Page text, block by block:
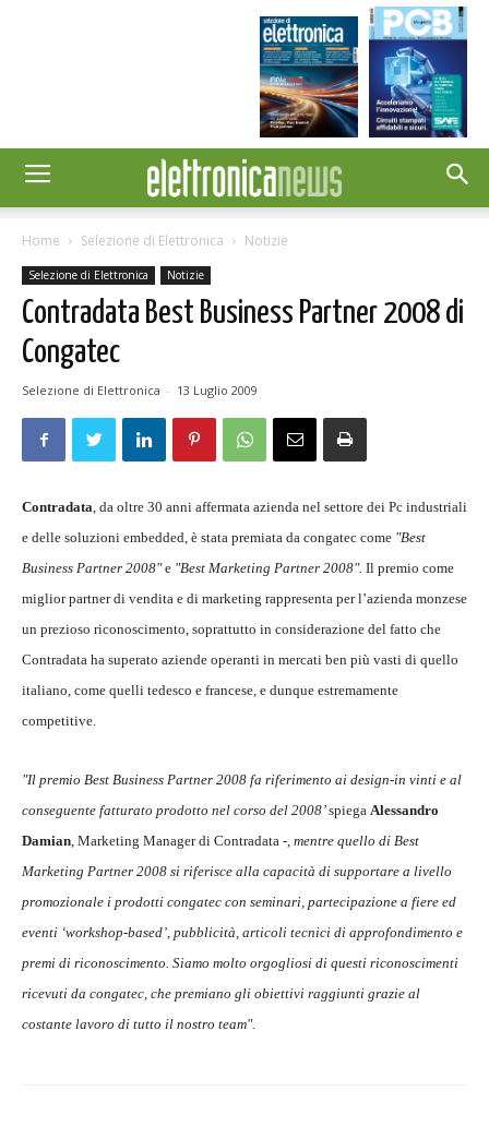
Home Selezione di Elettronica Notizie
Selezione di Elettronica Notizie
Contradata Best Business Partner 2008 di
Congatec
Selezione di Elettronica - 13 Luglio 2009
Contradata, da oltre 30 anni affermata azienda nel settore dei Pc industriali
e delle soluzioni embedded, è stata premiata da congatec come "Best
Business Partner 2008"e "Best Marketing Partner 2008". Il premio come
miglior partner di vendita e di marketing rappresenta per l’azienda monzese
un prezioso riconoscimento, soprattutto in considerazione del fatto che
Contradata ha superato aziende operanti in mercati ben più vasti di quello
italiano, come quelli tedesco e francese, e dunque estremamente
competitive.
"Il premio Best Business Partner 2008 fa riferimento ai design-in vinti e al
conseguente fatturato prodotto nel corso del 2008’spiega Alessandro
Damian, Marketing Manager di Contradata -, mentre quello di Best
Marketing Partner 2008 si riferisce alla capacità di supportare a livello
promozionale i prodotti congatec con seminari, partecipazione a fiere ed
eventi ‘workshop-based’, pubblicità, articoli tecnici di approfondimento e
premi di riconoscimento. Siamo molto orgogliosi di questi riconoscimenti
ricevuti da congatec, che premiano gli obiettivi raggiunti grazie al
costante lavoro di tutto il nostro team".